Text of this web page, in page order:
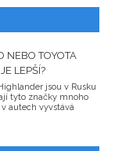
NEBO TOYOTA
LEPŠÍ?
jsou v Rusku
tyto značky mnoho
autech vyvstává